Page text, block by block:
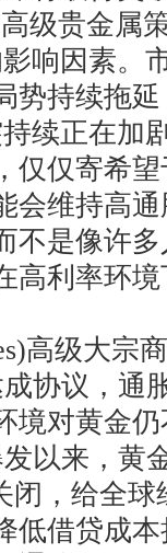
贵金属策
响因素。
势持续拖
续正在加
仅寄希望
维持高通
不是像许
高利率环
级大宗商
协议，通
境对黄金仍
来，黄
闭，给全
低借贷成